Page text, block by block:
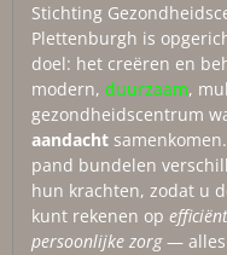
Stichting
Plettenburgh is
doel: het creëren en
modern, duurzaam,
gezondheidscentrum
aandacht
pand bundelen
hun krachten, zodat u
kunt rekenen op
persoonlijke zorg— alles